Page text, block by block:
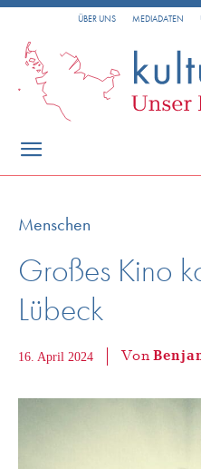
ÜBER UNS MEDIADATEN
Menschen
Großes Kino
Lübeck
16. April 2024 Von